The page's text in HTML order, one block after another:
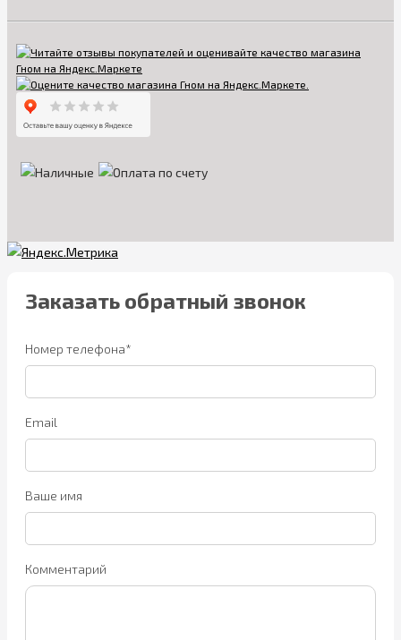
Заказать обратный звонок
Номер телефона*
Email
Ваше имя
Комментарий